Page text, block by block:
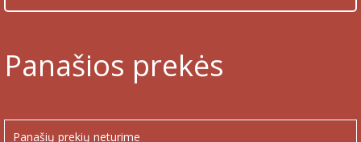
Panašios prekės
Panašių prekių neturime